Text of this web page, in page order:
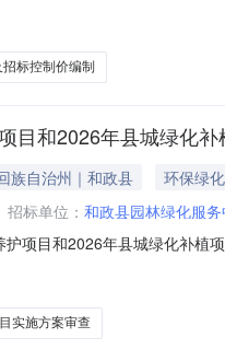
公告)开始时间2026-02-
标控制价编制
目和2026年县城绿化
族自治州｜和政县
环保绿化
招标单位： 和政县园林绿化服
项目和2026年县城绿化补植
2026年城区绿地养护项目和
实施方案审查